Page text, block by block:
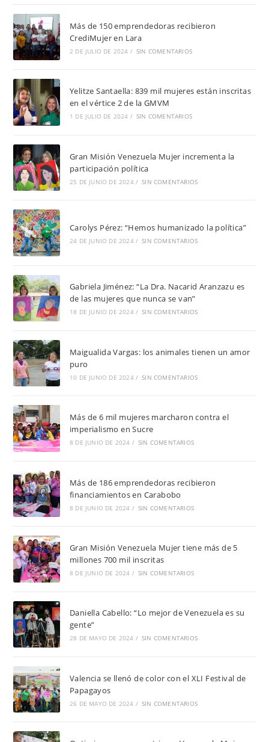
Más de 150 emprendedoras recibieron
CrediMujer en Lara
2 DE JULIO DE 2024 / SIN COMENTARIOS
Yelitze Santaella: 839 mil mujeres están inscritas
en el vértice 2 de la GMVM
1 DE JULIO DE 2024 / SIN COMENTARIOS
Gran Misión Venezuela Mujer incrementa la
participación política
25 DE JUNIO DE 2024 / SIN COMENTARIOS
Carolys Pérez: “Hemos humanizado la política”
24 DE JUNIO DE 2024 / SIN COMENTARIOS
Gabriela Jiménez: “La Dra. Nacarid Aranzazu es
de las mujeres que nunca se van”
18 DE JUNIO DE 2024 / SIN COMENTARIOS
Maigualida Vargas: los animales tienen un amor
puro
10 DE JUNIO DE 2024 / SIN COMENTARIOS
Más de 6 mil mujeres marcharon contra el
imperialismo en Sucre
8 DE JUNIO DE 2024 / SIN COMENTARIOS
Más de 186 emprendedoras recibieron
financiamientos en Carabobo
8 DE JUNIO DE 2024 / SIN COMENTARIOS
Gran Misión Venezuela Mujer tiene más de 5
millones 700 mil inscritas
8 DE JUNIO DE 2024 / SIN COMENTARIOS
Daniella Cabello: “Lo mejor de Venezuela es su
gente”
28 DE MAYO DE 2024 / SIN COMENTARIOS
Valencia se llenó de color con el XLI Festival de
Papagayos
26 DE MAYO DE 2024 / SIN COMENTARIOS